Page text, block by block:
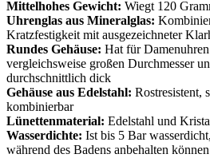
Mittelhohes Gewicht: Wiegt 120
Uhrenglas aus Mineralglas:
Kratzfestigkeit mit ausgezeichneter
Rundes Gehäuse: Hat für
vergleichsweise großen Durchmesser
durchschnittlich dick
Gehäuse aus Edelstahl: Rostresistent,
kombinierbar
Lünettenmaterial: Edelstahl und
Wasserdichte: Ist bis 5 Bar
während des Badens anbehalten können